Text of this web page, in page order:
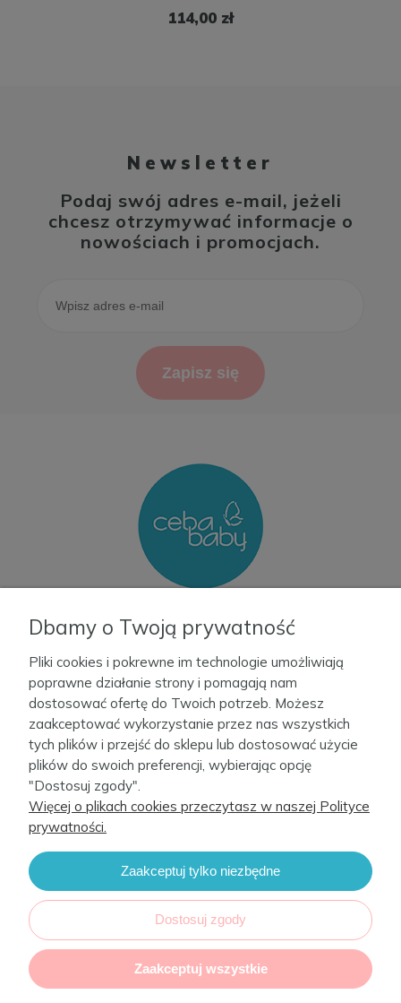
114,00 zł
Newsletter
Podaj swój adres e-mail, jeżeli
chcesz otrzymywać informacje o
nowościach i promocjach.
Zapisz się
Informacje
Moje konto
Firma
CebaBaby 2022. Sklep internetowy Shoper. Realizacja i wsparcie:
Dbamy o Twoją prywatność
Pliki cookies i pokrewne im technologie umożliwiają
poprawne działanie strony i pomagają nam
dostosować ofertę do Twoich potrzeb. Możesz
zaakceptować wykorzystanie przez nas wszystkich
tych plików i przejść do sklepu lub dostosować użycie
plików do swoich preferencji, wybierając opcję
"Dostosuj zgody".
Więcej o plikach cookies przeczytasz w naszej Polityce
prywatności.
Zaakceptuj tylko niezbędne
Dostosuj zgody
Zaakceptuj wszystkie